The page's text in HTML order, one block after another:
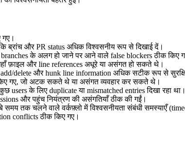
गए।
ब्रांच और PR status अधिक विश्वसनीय रूप से दिखाई दें।
branches के अलग हो जाने पर आने वाले false blockers ठीक किए
फ़ाइल और line references अधूरे या असंगत हो सकते थे।
add/delete और hunk line information अधिक सटीक रूप से
गए, जो अटक सकते थे या असंगत व्यवहार कर सकते थे।
users के लिए duplicate या mismatched entries दिखा रहा था।
और पहुंच नियंत्रण की असंगतियाँ ठीक की गईं।
तक चलने वाले वर्कफ़्लो में विश्वसनीयता संबंधी समस्याएँ
conflicts ठीक किए गए।